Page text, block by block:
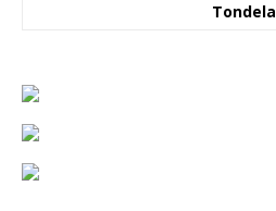
Tondela